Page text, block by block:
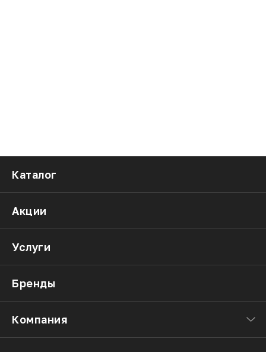
Каталог
Акции
Услуги
Бренды
Компания